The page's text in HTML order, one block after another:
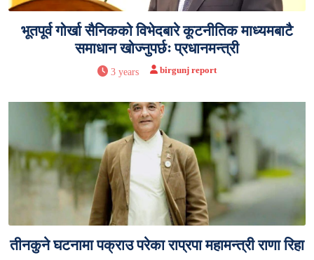
भूतपूर्व गोर्खा सैनिकको विभेदबारे कूटनीतिक माध्यमबाटै
समाधान खोज्नुपर्छः प्रधानमन्त्री
3 years birgunj report
तीनकुने घटनामा पक्राउ परेका राप्रपा महामन्त्री राणा रिहा